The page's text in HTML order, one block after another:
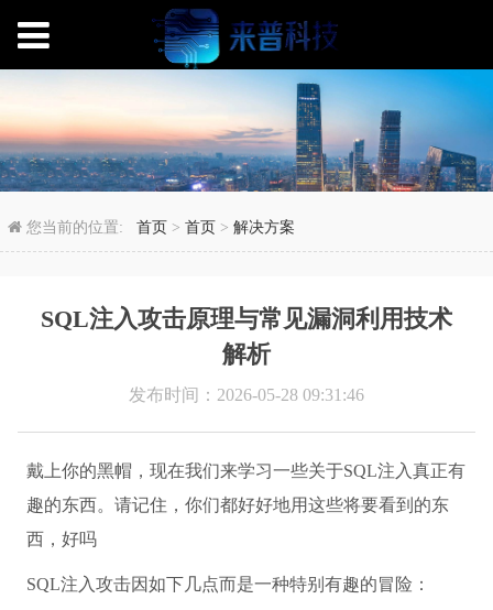
SQL注入攻击原理与常
您当前的位置:首页 >首页 >解决方案
SQL注入攻击原理与常见漏洞利用技术
解析
发布时间：2026-05-28 09:31:46
戴上你的黑帽，现在我们来学习一些关于SQL注入真正有
趣的东西。请记住，你们都好好地用这些将要看到的东
西，好吗
SQL注入攻击因如下几点而是一种特别有趣的冒险：